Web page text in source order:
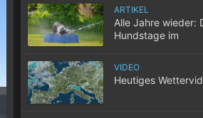
10 Tipps für einen
ARTIKEL
Alle Jahre wieder:
Hundstage im
VIDEO
Heutiges